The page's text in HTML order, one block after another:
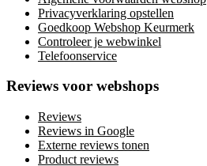
Privacyverklaring opstellen
Goedkoop Webshop Keurmerk
Controleer je webwinkel
Telefoonservice
Reviews voor webshops
Reviews
Reviews in Google
Externe reviews tonen
Product reviews